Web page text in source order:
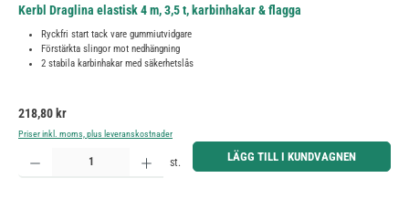
Kerbl Draglina elastisk 4 m, 3,5 t, karbinhakar & flagga
Ryckfri start tack vare gummiutvidgare
Förstärkta slingor mot nedhängning
2 stabila karbinhakar med säkerhetslås
Ordinarie pris:
218,80 kr
Priser inkl. moms, plus leveranskostnader
Produktkvantitet: Ange önskat belopp eller använd knapparna för att öka eller minska kvantiteten.
st. LÄGG TILL I KUNDVAGNEN